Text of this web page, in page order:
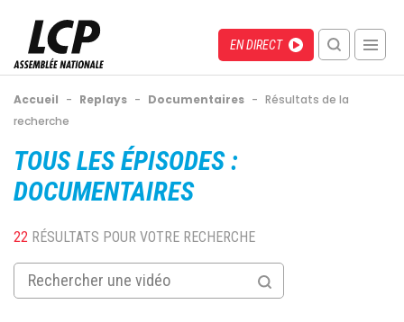
contenu
principal
Menu
recherche
mobile
Direct
EN DIRECT
Fil
d'Ariane
Accueil - Replays - Documentaires - Résultats de la
recherche
Back
top
DOCUMENTAIRES
22 RÉSULTATS POUR VOTRE RECHERCHE